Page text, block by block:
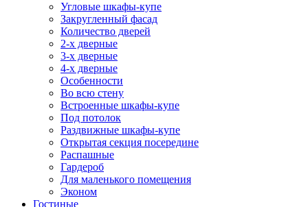
Угловые шкафы-купе
Закругленный фасад
Количество дверей
2-х дверные
3-х дверные
4-х дверные
Особенности
Во всю стену
Встроенные шкафы-купе
Под потолок
Раздвижные шкафы-купе
Открытая секция посередине
Распашные
Гардероб
Для маленького помещения
Эконом
Гостиные